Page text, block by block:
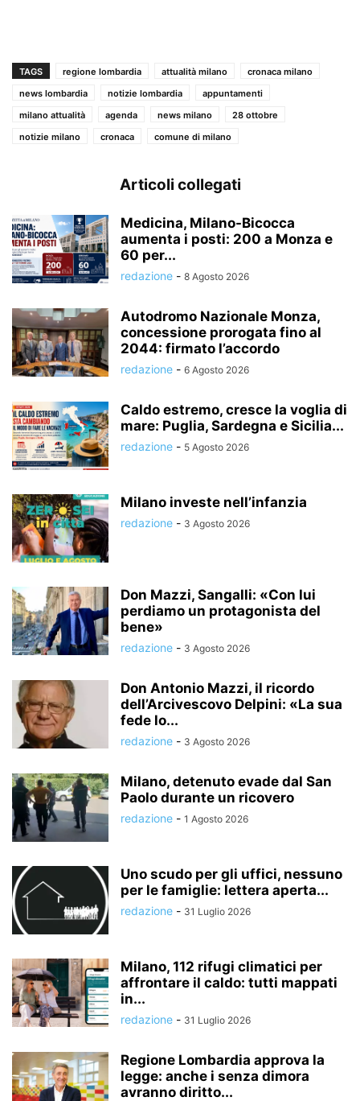
TAGS regione lombardia attualità milano
cronaca milano
news lombardia
notizie lombardia
appuntamenti
milano attualità
agenda news milano
28 ottobre
notizie milano
cronaca comune di milano
Articoli collegati
Medicina, Milano-Bicocca
aumenta i posti: 200 a Monza e
60 per...
redazione - 8 Agosto 2026
Autodromo Nazionale Monza,
concessione prorogata fino al
2044: firmato l’accordo
redazione - 6 Agosto 2026
Caldo estremo, cresce la voglia di
mare: Puglia, Sardegna e Sicilia...
redazione - 5 Agosto 2026
Milano investe nell’infanzia
redazione - 3 Agosto 2026
Don Mazzi, Sangalli: «Con lui
perdiamo un protagonista del
bene»
redazione - 3 Agosto 2026
Don Antonio Mazzi, il ricordo
dell’Arcivescovo Delpini: «La sua
fede lo...
redazione - 3 Agosto 2026
Milano, detenuto evade dal San
Paolo durante un ricovero
redazione - 1 Agosto 2026
Uno scudo per gli uffici, nessuno
per le famiglie: lettera aperta...
redazione - 31 Luglio 2026
Milano, 112 rifugi climatici per
affrontare il caldo: tutti mappati
in...
redazione - 31 Luglio 2026
Regione Lombardia approva la
legge: anche i senza dimora
avranno diritto...